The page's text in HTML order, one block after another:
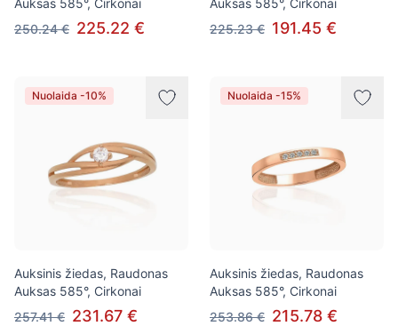
Auksas 585°, Cirkonai
250.24 € 225.22 €
Auksas 585°, Cirkonai
225.23 € 191.45 €
Nuolaida -10%
Auksinis žiedas, Raudonas
Auksas 585°, Cirkonai
257.41 € 231.67 €
Nuolaida -15%
Auksinis žiedas, Raudonas
Auksas 585°, Cirkonai
253.86 € 215.78 €